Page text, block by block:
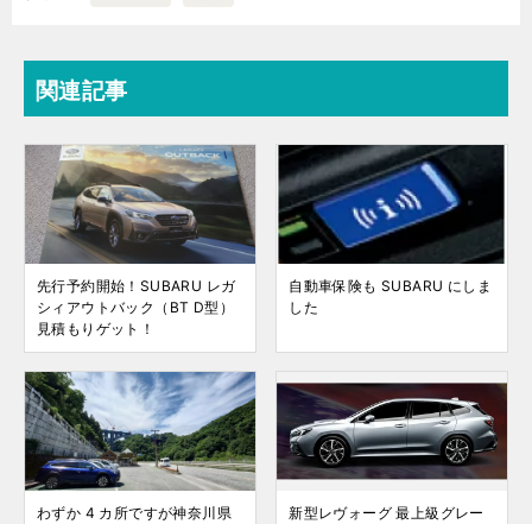
関連記事
先行予約開始！SUBARU レガ
シィアウトバック（BT D型）
見積もりゲット！
自動車保険も SUBARU にしま
した
わずか 4 カ所ですが神奈川県
新型レヴォーグ 最上級グレー